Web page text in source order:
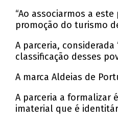
“Ao associarmos a
promoção do turismo
A parceria,
classificação desses
A marca Aldeias de
A parceria a formalizar
imaterial que é